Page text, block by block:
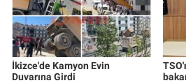
İkizce'de Kamyon Evin
Duvarına Girdi